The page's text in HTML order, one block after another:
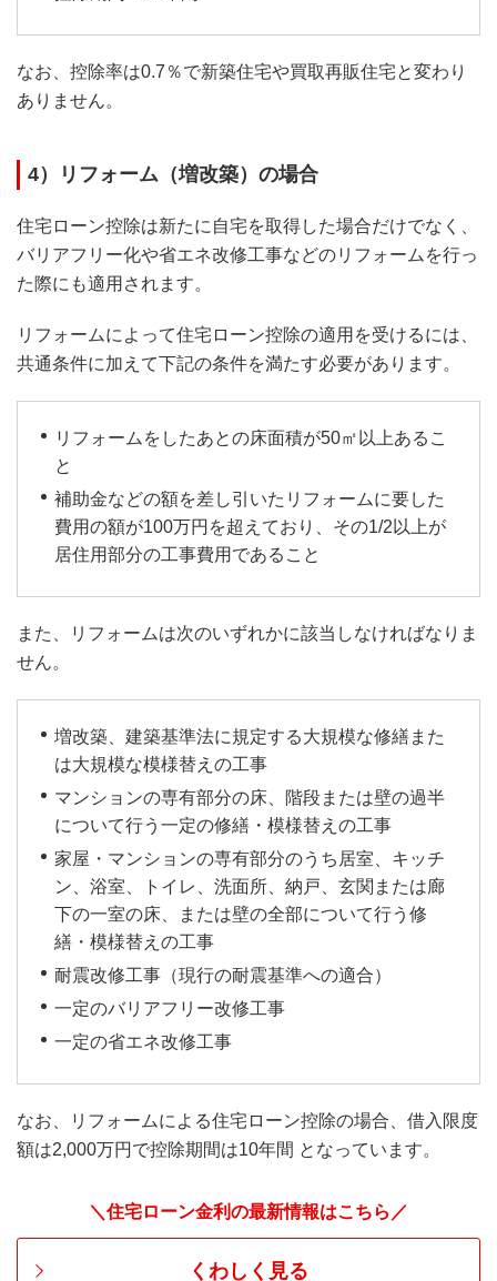
なお、控除率は0.7％で新築住宅や買取再販住宅と変わり
ありません。
4）リフォーム（増改築）の場合
住宅ローン控除は新たに自宅を取得した場合だけでなく、
バリアフリー化や省エネ改修工事などのリフォームを行っ
た際にも適用されます。
リフォームによって住宅ローン控除の適用を受けるには、
共通条件に加えて下記の条件を満たす必要があります。
リフォームをしたあとの床面積が50㎡以上あるこ
と
補助金などの額を差し引いたリフォームに要した
費用の額が100万円を超えており、その1/2以上が
居住用部分の工事費用であること
また、リフォームは次のいずれかに該当しなければなりま
せん。
増改築、建築基準法に規定する大規模な修繕また
は大規模な模様替えの工事
マンションの専有部分の床、階段または壁の過半
について行う一定の修繕・模様替えの工事
家屋・マンションの専有部分のうち居室、キッチ
ン、浴室、トイレ、洗面所、納戸、玄関または廊
下の一室の床、または壁の全部について行う修
繕・模様替えの工事
耐震改修工事（現行の耐震基準への適合）
一定のバリアフリー改修工事
一定の省エネ改修工事
なお、リフォームによる住宅ローン控除の場合、借入限度
額は2,000万円で控除期間は10年間 となっています。
＼住宅ローン金利の最新情報はこちら／
くわしく見る